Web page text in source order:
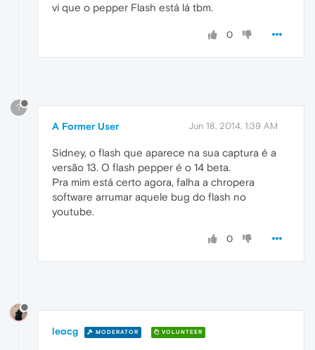
vi que o pepper Flash está lá tbm.
0
?
A Former User Jun 18, 2014, 1:39 AM
Sidney, o flash que aparece na sua captura é a
versão 13. O flash pepper é o 14 beta.
Pra mim está certo agora, falha a chropera
software arrumar aquele bug do flash no
youtube.
0
leocg MODERATOR VOLUNTEER